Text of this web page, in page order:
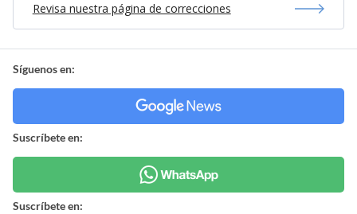
Revisa nuestra página de correcciones
Síguenos en:
Suscríbete en:
Suscríbete en: